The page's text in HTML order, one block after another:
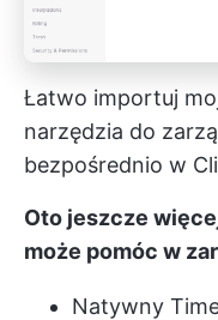
Łatwo importuj
narzędzia do
bezpośrednio w
Oto jeszcze
może pomóc w
Natywny